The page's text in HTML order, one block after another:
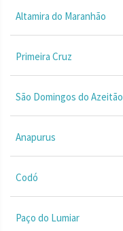
Altamira do Maranhão
Primeira Cruz
São Domingos do Azeitão
Anapurus
Codó
Paço do Lumiar